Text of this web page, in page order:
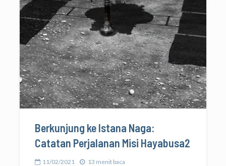
Berkunjung ke Istana Naga:
Catatan Perjalanan Misi Hayabusa2
11/02/2021 13 menit baca